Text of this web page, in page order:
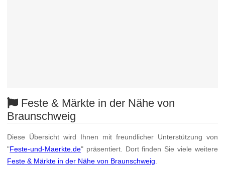
Feste & Märkte in der Nähe von
Braunschweig
Diese Übersicht wird Ihnen mit freundlicher Unterstützung von
"Feste-und-Maerkte.de" präsentiert. Dort finden Sie viele weitere
Feste & Märkte in der Nähe von Braunschweig